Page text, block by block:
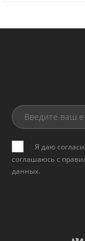
Я даю
соглашаюсь с
данных.